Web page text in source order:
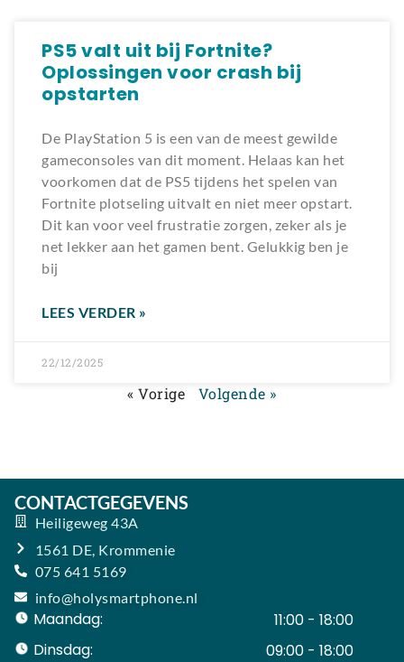
PS5 valt uit bij Fortnite?
Oplossingen voor crash bij
opstarten
De PlayStation 5 is een van de meest gewilde
gameconsoles van dit moment. Helaas kan het
voorkomen dat de PS5 tijdens het spelen van
Fortnite plotseling uitvalt en niet meer opstart.
Dit kan voor veel frustratie zorgen, zeker als je
net lekker aan het gamen bent. Gelukkig ben je
bij
LEES VERDER »
22/12/2025
« Vorige Volgende »
CONTACTGEGEVENS
Heiligeweg 43A
1561 DE, Krommenie
075 641 5169
info@holysmartphone.nl
Maandag:
11:00 - 18:00
Dinsdag:
09:00 - 18:00